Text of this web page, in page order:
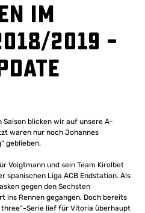
im
2019 –
blicken wir auf unsere A-
waren nur noch Johannes
geblieben.
Voigtmann und sein Team Kirolbet
spanischen Liga ACB Endstation. Als
gegen den Sechsten
ins Rennen gegangen. Doch bereits
Serie lief für Vitoria überhaupt